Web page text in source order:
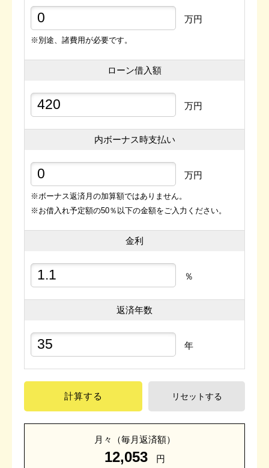
万円
※別途、諸費用が必要です。
ローン借入額
万円
内ボーナス時支払い
万円
※ボーナス返済月の加算額ではありません。
※お借入れ予定額の50％以下の金額をご入力ください。
金利
％
返済年数
年
計算する リセットする
月々 （毎月返済額）
12,053 円